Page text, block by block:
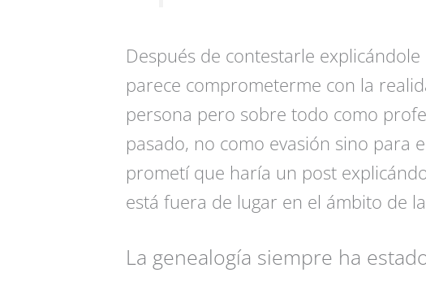
Después de contestarle
parece comprometerme con la
persona pero sobre todo como
pasado, no como evasión sino para
prometí que haría un post
está fuera de lugar en el ámbito de
La genealogía siempre ha